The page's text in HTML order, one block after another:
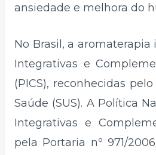
ansiedade e melhora do
No Brasil, a aromaterapia
Integrativas e
(PICS), reconhecidas
Saúde (SUS). A Política
Integrativas e
pela Portaria nº 971/